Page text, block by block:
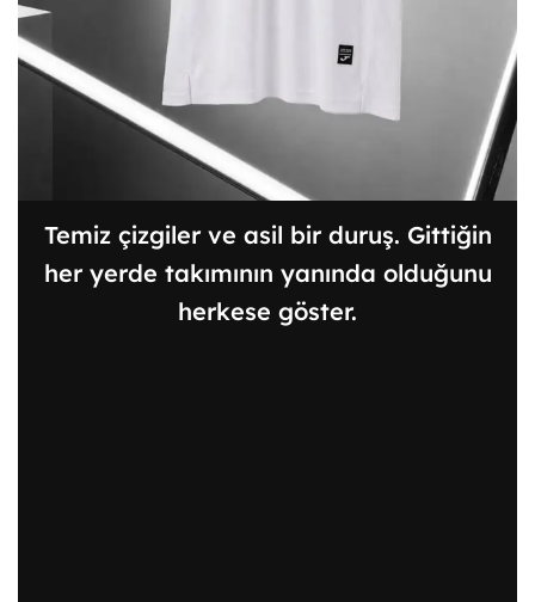
Temiz çizgiler ve asil bir duruş. Gittiğin
her yerde takımının yanında olduğunu
herkese göster.